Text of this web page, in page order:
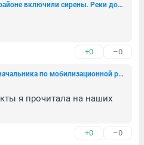
В Лазаревском и Хостинском районе включили сирены. Реки достигли критических отметок
+0 –0
В Краснодаре застрелили замначальника по мобилизационной работе мэрии города
я прочитала на наших
+0 –0